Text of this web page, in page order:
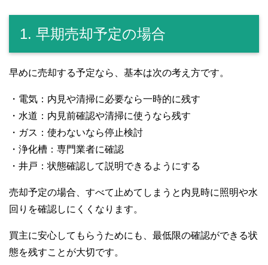
1. 早期売却予定の場合
早めに売却する予定なら、基本は次の考え方です。
・電気：内見や清掃に必要なら一時的に残す
・水道：内見前確認や清掃に使うなら残す
・ガス：使わないなら停止検討
・浄化槽：専門業者に確認
・井戸：状態確認して説明できるようにする
売却予定の場合、すべて止めてしまうと内見時に照明や水
回りを確認しにくくなります。
買主に安心してもらうためにも、最低限の確認ができる状
態を残すことが大切です。